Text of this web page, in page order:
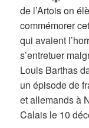
de l’Artois on
commémorer
qui avaient
s’entretuer
Louis Barthas
un épisode de
et allemands à
Calais le 10